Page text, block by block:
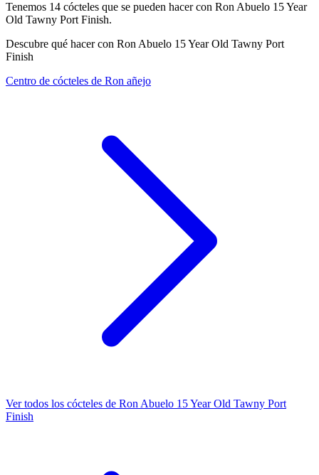
Tenemos 14 cócteles que se pueden hacer con Ron Abuelo 15 Year
Old Tawny Port Finish.
Descubre qué hacer con Ron Abuelo 15 Year Old Tawny Port
Finish
Centro de cócteles de Ron añejo
Ver todos los cócteles de Ron Abuelo 15 Year Old Tawny Port
Finish